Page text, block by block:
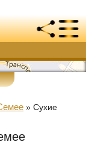
» Сухие